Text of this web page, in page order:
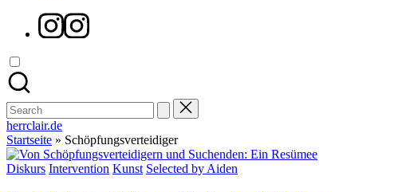
Instagram
Search
for:
herrclair.de
Startseite » Schöpfungsverteidiger
Posted
Diskurs Intervention Kunst Selected by Aiden